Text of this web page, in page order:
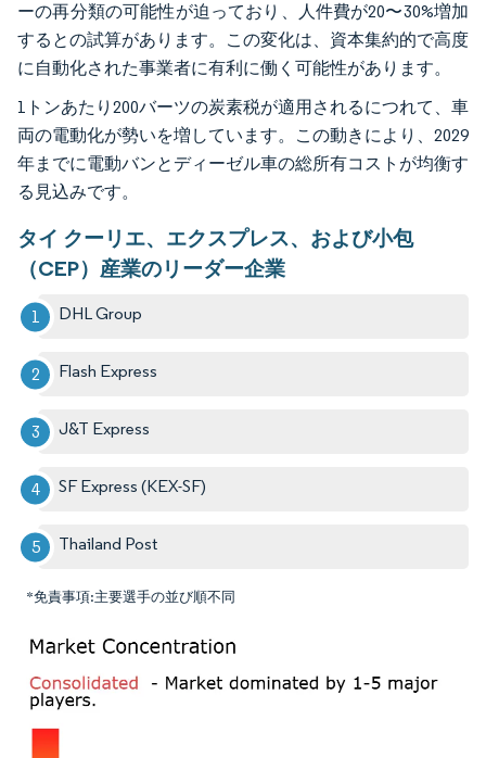
ーの再分類の可能性が迫っており、人件費が20〜30%増加
するとの試算があります。この変化は、資本集約的で高度
に自動化された事業者に有利に働く可能性があります。
1トンあたり200バーツの炭素税が適用されるにつれて、車
両の電動化が勢いを増しています。この動きにより、2029
年までに電動バンとディーゼル車の総所有コストが均衡す
る見込みです。
タイ クーリエ、エクスプレス、および小包
（CEP）産業のリーダー企業
DHL Group
Flash Express
J&T Express
SF Express (KEX-SF)
Thailand Post
*免責事項:主要選手の並び順不同